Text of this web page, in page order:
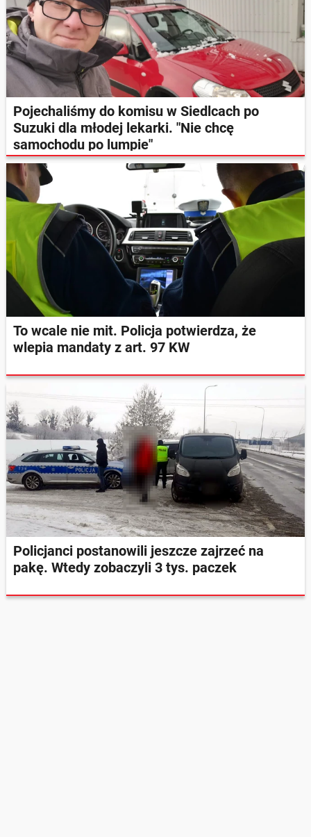
Pojechaliśmy do komisu w Siedlcach po
Suzuki dla młodej lekarki. "Nie chcę
samochodu po lumpie"
To wcale nie mit. Policja potwierdza, że
wlepia mandaty z art. 97 KW
Policjanci postanowili jeszcze zajrzeć na
pakę. Wtedy zobaczyli 3 tys. paczek